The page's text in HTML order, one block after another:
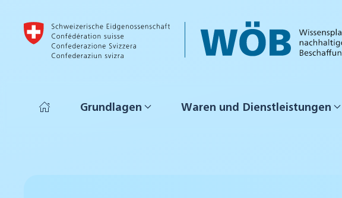
Skip to main content
Grundlagen Waren und Dienstleistungen